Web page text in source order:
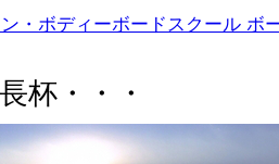
・ボディーボードスクール ボ
杯・・・